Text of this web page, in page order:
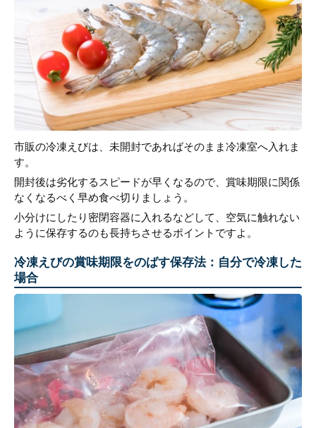
市販の冷凍えびは、未開封であればそのまま冷凍室へ入れま
す。
開封後は劣化するスピードが早くなるので、賞味期限に関係
なくなるべく早め食べ切りましょう。
小分けにしたり密閉容器に入れるなどして、空気に触れない
ように保存するのも長持ちさせるポイントですよ。
冷凍えびの賞味期限をのばす保存法：自分で冷凍した
場合